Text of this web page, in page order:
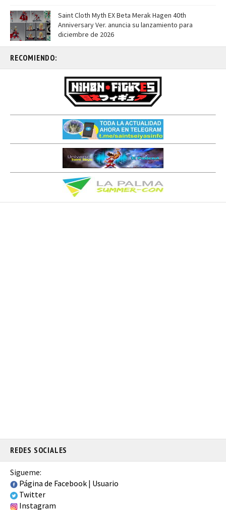
Saint Cloth Myth EX Beta Merak Hagen 40th
Anniversary Ver. anuncia su lanzamiento para
diciembre de 2026
RECOMIENDO:
REDES SOCIALES
Sigueme:
Página de Facebook | Usuario
Twitter
Instagram